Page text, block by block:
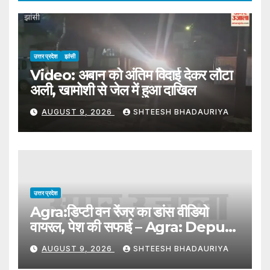
उत्तर प्रदेश झांसी
Video: अबान को अंतिम विदाई देकर लौटा
अली, खामोशी से जेल में हुआ दाखिल
AUGUST 9, 2026 SHTEESH BHADAURIYA
उत्तर प्रदेश
Agra:डिप्टी वन रेंजर का डांस वीडियो
वायरल, पेश की सफाई – Agra: Deputy
Forest Ranger’s Dance Video
Goes Viral; Offers
AUGUST 9, 2026 SHTEESH BHADAURIYA